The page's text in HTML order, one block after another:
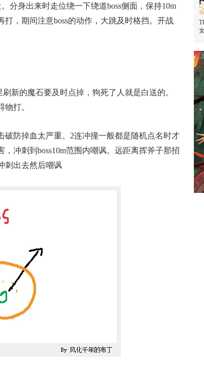
分身出来时走位绕一下绕道boss侧面，保持10m
，期间注意boss的动作，大跳及时格挡。开战
的魔石要及时点掉，狗死了人就是白送的。
打。
破防掉血太严重。2连冲撞一般都是随机点名时才
冲刺到boss10m范围内嘲讽。远距离挥斧子那招
刺出去然后嘲讽